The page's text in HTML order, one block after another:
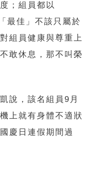
；組員都以
最佳」不該只屬於
組員健康與尊重上
敢休息，那不叫榮
說，該名組員9月
上就有身體不適狀
慶日連假期間過